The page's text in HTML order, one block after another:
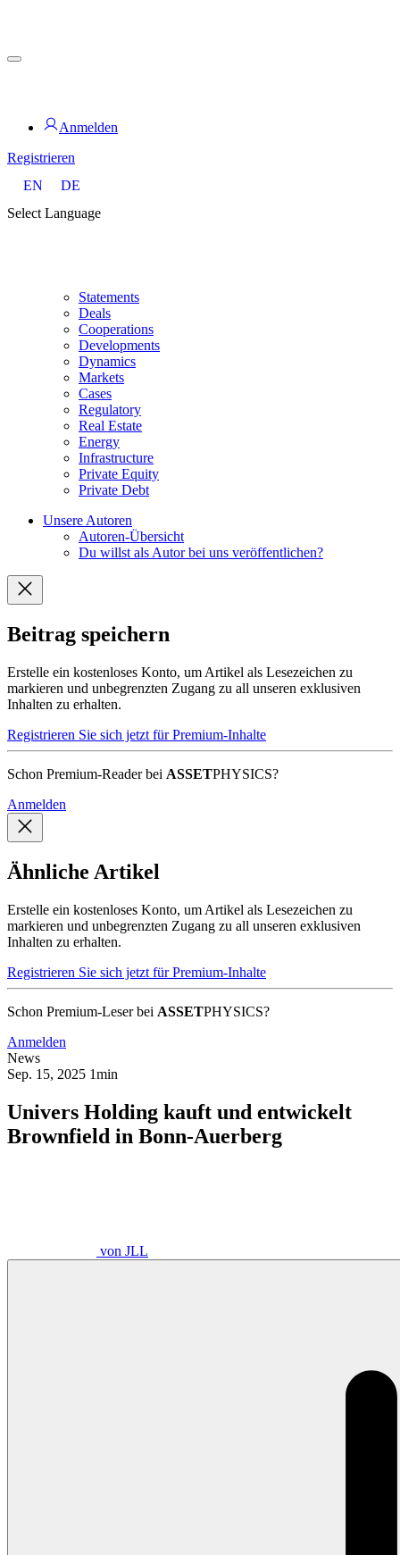
for PHYSIC ASSETS
Anmelden
Registrieren
EN
DE
Select Language
Statements
Deals
Cooperations
Developments
Dynamics
Markets
Cases
Regulatory
Real Estate
Energy
Infrastructure
Private Equity
Private Debt
Unsere Autoren
Autoren-Übersicht
Du willst als Autor bei uns veröffentlichen?
Beitrag speichern
Erstelle ein kostenloses Konto, um Artikel als Lesezeichen zu
markieren und unbegrenzten Zugang zu all unseren exklusiven
Inhalten zu erhalten.
Registrieren Sie sich jetzt für Premium-Inhalte
Schon Premium-Reader bei ASSETPHYSICS?
Anmelden
Ähnliche Artikel
Erstelle ein kostenloses Konto, um Artikel als Lesezeichen zu
markieren und unbegrenzten Zugang zu all unseren exklusiven
Inhalten zu erhalten.
Registrieren Sie sich jetzt für Premium-Inhalte
Schon Premium-Leser bei ASSETPHYSICS?
Anmelden
News
Sep. 15, 2025 1min
Univers Holding kauft und entwickelt
Brownfield in Bonn-Auerberg
von JLL